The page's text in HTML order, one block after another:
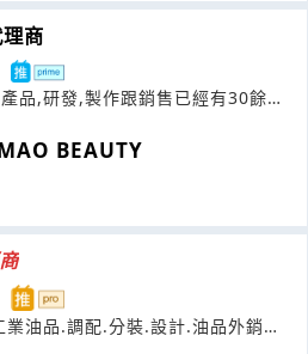
商
品,研發,製作跟銷售已經有30餘年
BEAUTY
油品.調配.分裝.設計.油品外銷合